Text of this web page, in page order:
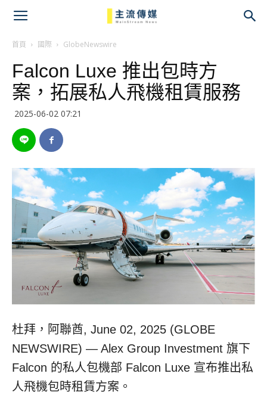
首頁 國際 GlobeNewswire
Falcon Luxe 推出包時方
案，拓展私人飛機租賃服務
2025-06-02 07:21
杜拜，阿聯酋, June 02, 2025 (GLOBE
NEWSWIRE) — Alex Group Investment 旗下
Falcon 的私人包機部 Falcon Luxe 宣布推出私
人飛機包時租賃方案。